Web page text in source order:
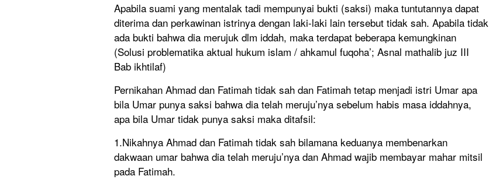
Apabila suami yang mentalak tadi mempunyai bukti (saksi) maka tuntutannya dapat
diterima dan perkawinan istrinya dengan laki-laki lain tersebut tidak sah. Apabila tidak
ada bukti bahwa dia merujuk dlm iddah, maka terdapat beberapa kemungkinan
(Solusi problematika aktual hukum islam / ahkamul fuqoha’; Asnal mathalib juz III
Bab ikhtilaf)
Pernikahan Ahmad dan Fatimah tidak sah dan Fatimah tetap menjadi istri Umar apa
bila Umar punya saksi bahwa dia telah meruju’nya sebelum habis masa iddahnya,
apa bila Umar tidak punya saksi maka ditafsil:
1.Nikahnya Ahmad dan Fatimah tidak sah bilamana keduanya membenarkan
dakwaan umar bahwa dia telah meruju’nya dan Ahmad wajib membayar mahar mitsil
pada Fatimah.